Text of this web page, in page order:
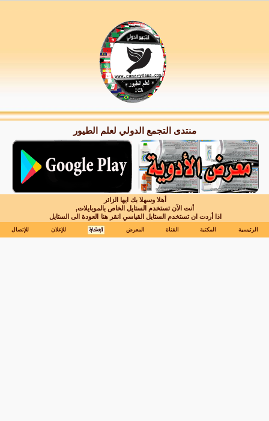
منتدى التجمع الدولي لعلم الطيور
أهلا وسهلا بك ايها الزائر
أنت الآن تستخدم الستايل الخاص بالموبايلات,
اذا أردت ان تستخدم الستايل القياسي انقر هنا العودة الى الستايل
الرئيسية المكتبة القناة المعرض للإعلان للإتصال